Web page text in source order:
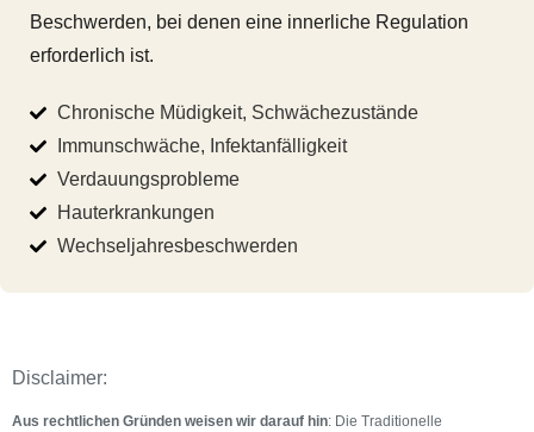
Beschwerden, bei denen eine innerliche Regulation
erforderlich ist.
Chronische Müdigkeit, Schwächezustände
Immunschwäche, Infektanfälligkeit
Verdauungsprobleme
Hauterkrankungen
Wechseljahresbeschwerden
Disclaimer:
Aus rechtlichen Gründen weisen wir darauf hin: Die Traditionelle